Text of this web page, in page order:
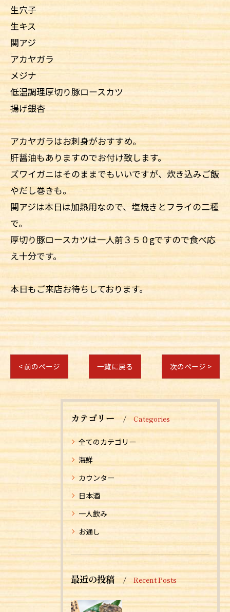
生穴子
生キス
関アジ
アカヤガラ
メジナ
低温調理厚切り豚ロースカツ
揚げ銀杏
アカヤガラはお刺身がおすすめ。
肝醤油もありますのでお付け致します。
ズワイガニはそのままでもいいですが、炊き込みご飯
やだし巻きも。
関アジは本日は加熱用なので、塩焼きとフライの二種
で。
厚切り豚ロースカツは一人前３５０gですので食べ応
え十分です。
本日もご来店お待ちしております。
< 前のページ 一覧に戻る 次のページ >
カテゴリー Categories
全てのカテゴリー
海鮮
カウンター
日本酒
一人飲み
お通し
最近の投稿 Recent Posts